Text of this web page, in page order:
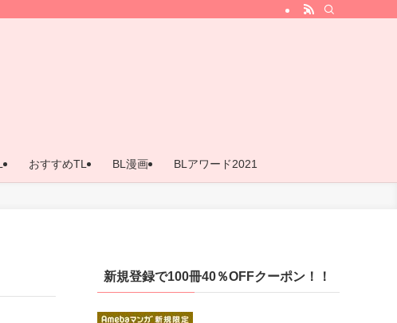
おすすめTL BL漫画 BLアワード2021
新規登録で100冊40％OFFクーポン！！